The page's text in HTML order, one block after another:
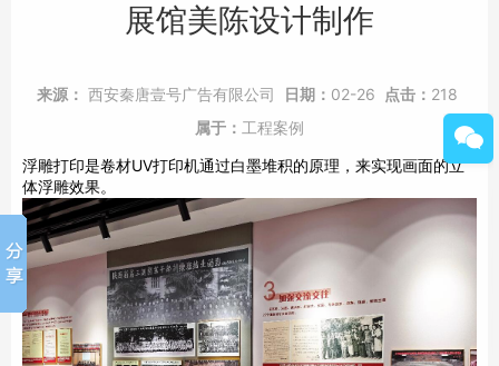
展馆美陈设计制作
来源： 西安秦唐壹号广告有限公司 日期： 02-26 点击： 218
属于： 工程案例
浮雕打印是卷材UV打印机通过白墨堆积的原理，来实现画面的立
体浮雕效果。